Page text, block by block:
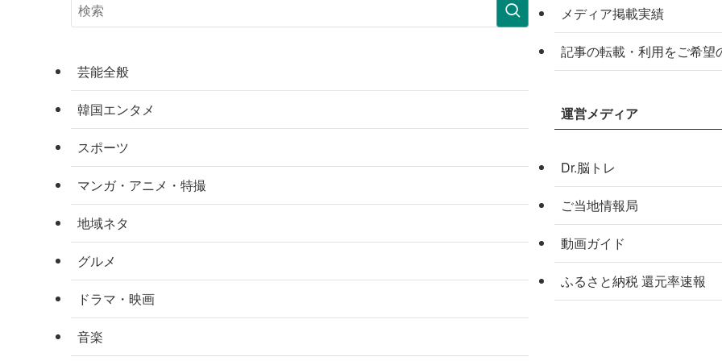
芸能全般
韓国エンタメ
スポーツ
マンガ・アニメ・特撮
地域ネタ
グルメ
ドラマ・映画
音楽
メディア掲載実績
記事の転載・利用をご希望
運営メディア
Dr.脳トレ
ご当地情報局
動画ガイド
ふるさと納税 還元率速報